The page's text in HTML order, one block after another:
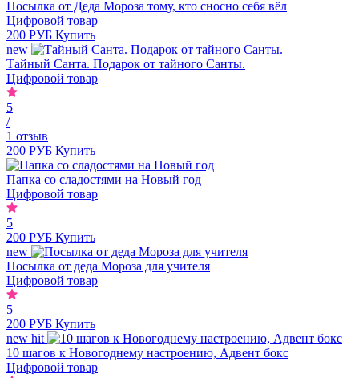
Посылка от Деда Мороза тому, кто сносно себя вёл
Цифровой товар
200 РУБ Купить
new
Тайный Санта. Подарок от тайного Санты.
Цифровой товар
5
/
1 отзыв
200 РУБ Купить
Папка со сладостями на Новый год
Цифровой товар
5
200 РУБ Купить
new
Посылка от деда Мороза для учителя
Цифровой товар
5
200 РУБ Купить
new hit
10 шагов к Новогоднему настроению, Адвент бокс
Цифровой товар